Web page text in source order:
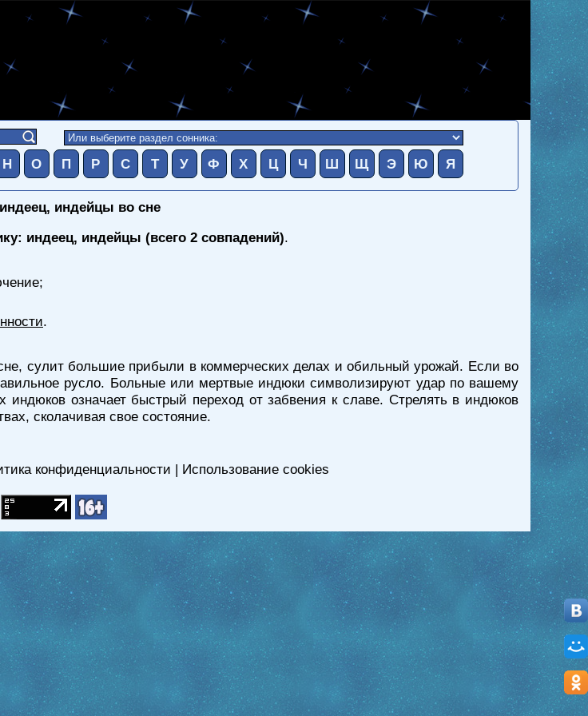
Н О П Р С Т У Ф Х Ц Ч Ш Щ Э Ю Я
индейцы во сне
индеец, индейцы (всего 2 совпадений).
.
сулит большие прибыли в коммерческих делах и обильный урожай. Если во
русло. Больные или мертвые индюки символизируют удар по вашему
означает быстрый переход от забвения к славе. Стрелять в индюков
сколачивая свое состояние.
конфиденциальности | Использование cookies